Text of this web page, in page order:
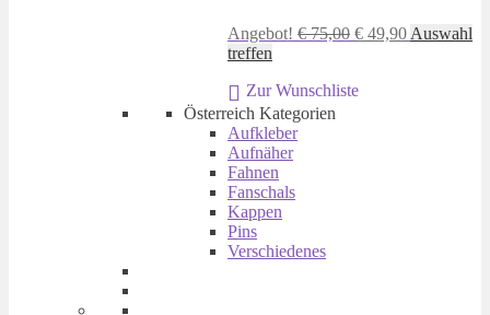
Angebot! €75,00 Ursprünglicher
€ 75,00
€ 49,90Aktueller
Auswahl
treffen
weist
mehrere
Varianten
auf.
Die
Optionen
können
der
Zur Wunschliste
Österreich Kategorien
Aufkleber
Aufnäher
Fahnen
Fanschals
Kappen
Pins
Verschiedenes